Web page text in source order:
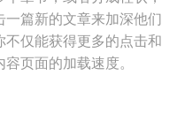
篇新的文章来加深他们
仅能获得更多的点击和
页面的加载速度。